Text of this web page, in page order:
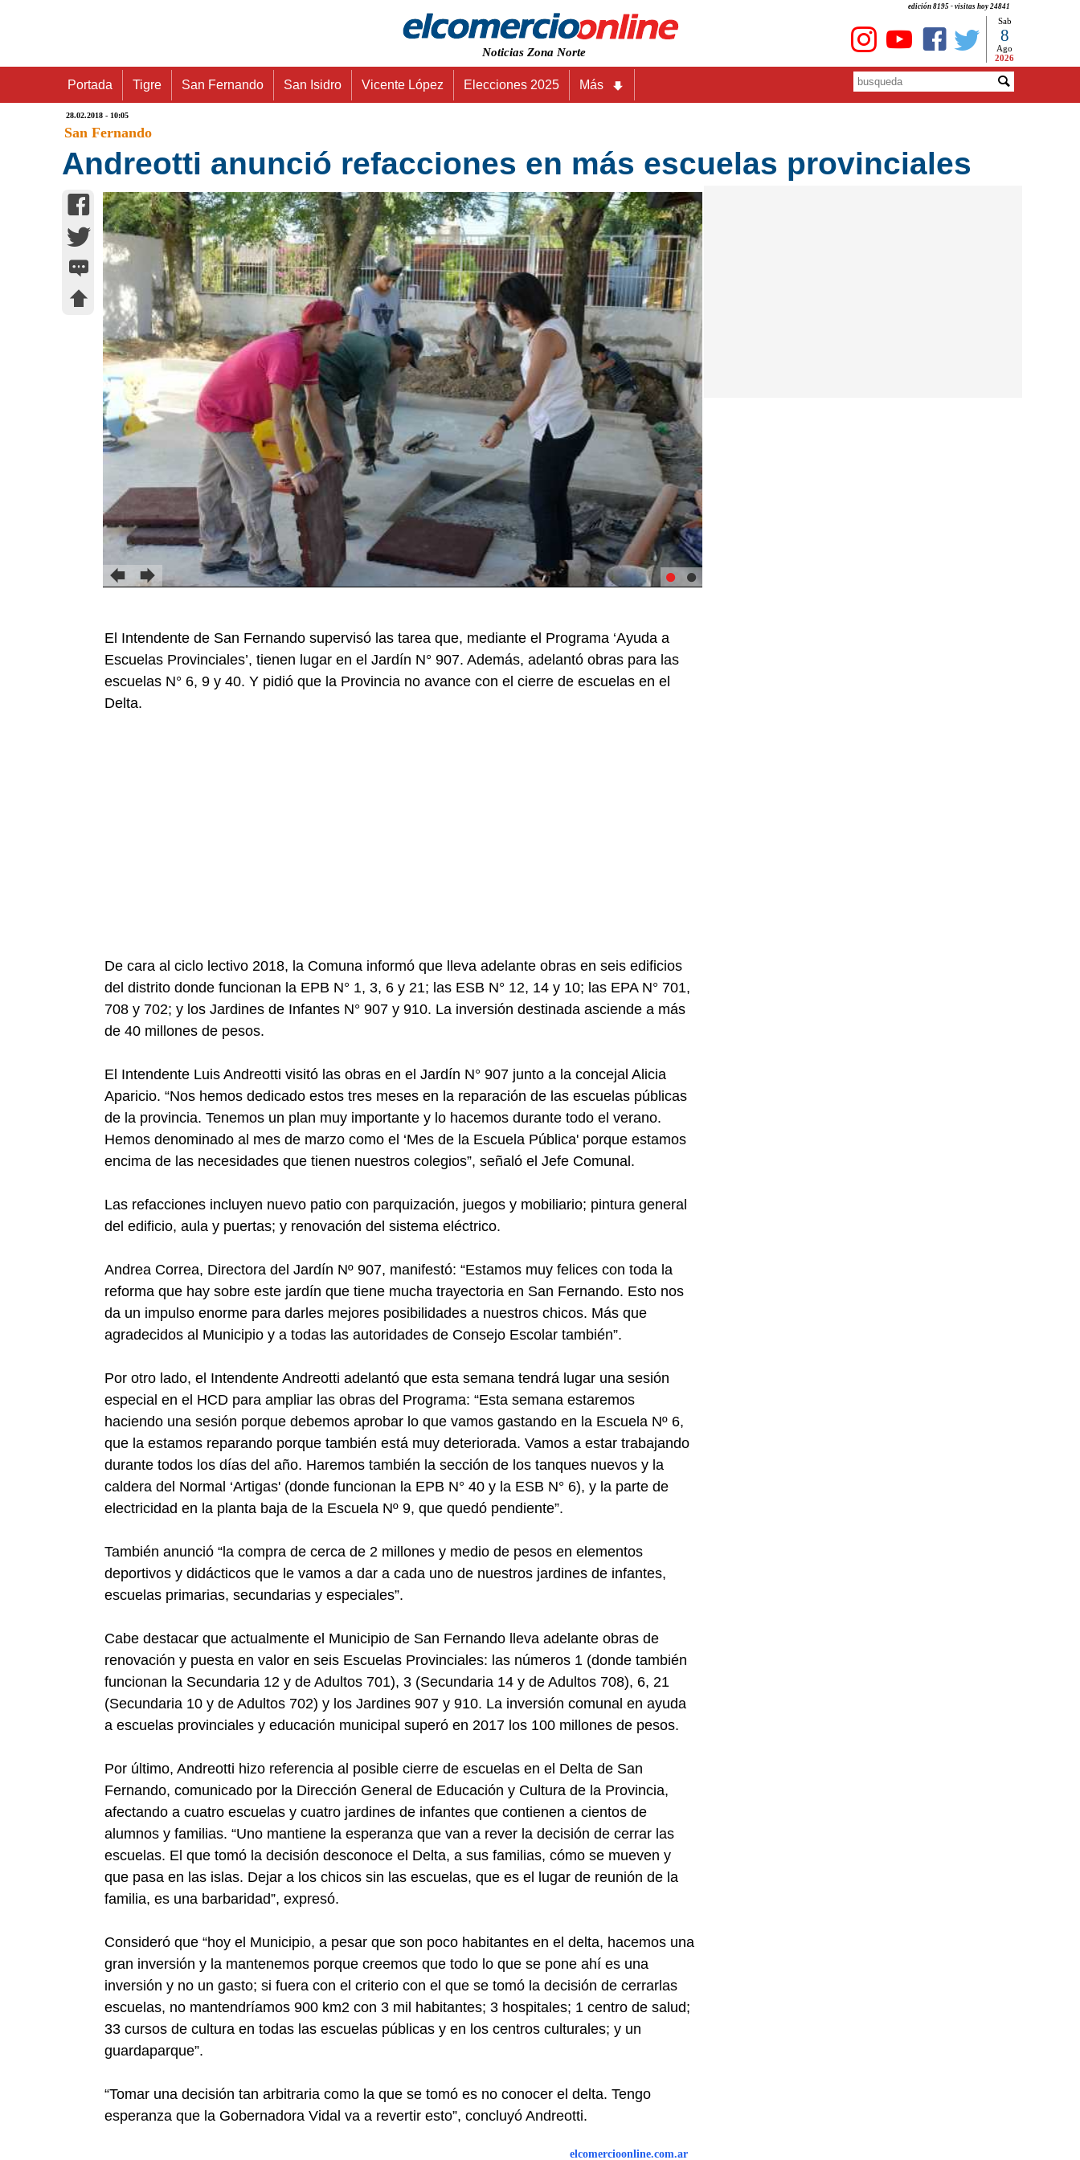
edición 8195 - visitas hoy 24841
Noticias Zona Norte
Sab
8
Ago
2026
Portada Tigre San Fernando San Isidro Vicente López Elecciones 2025 Más
28.02.2018 - 10:05
San Fernando
Andreotti anunció refacciones en más escuelas provinciales
El Intendente de San Fernando supervisó las tarea que, mediante el Programa ‘Ayuda a
Escuelas Provinciales’, tienen lugar en el Jardín N° 907. Además, adelantó obras para las
escuelas N° 6, 9 y 40. Y pidió que la Provincia no avance con el cierre de escuelas en el
Delta.
De cara al ciclo lectivo 2018, la Comuna informó que lleva adelante obras en seis edificios
del distrito donde funcionan la EPB N° 1, 3, 6 y 21; las ESB N° 12, 14 y 10; las EPA N° 701,
708 y 702; y los Jardines de Infantes N° 907 y 910. La inversión destinada asciende a más
de 40 millones de pesos.
El Intendente Luis Andreotti visitó las obras en el Jardín N° 907 junto a la concejal Alicia
Aparicio. “Nos hemos dedicado estos tres meses en la reparación de las escuelas públicas
de la provincia. Tenemos un plan muy importante y lo hacemos durante todo el verano.
Hemos denominado al mes de marzo como el ‘Mes de la Escuela Pública' porque estamos
encima de las necesidades que tienen nuestros colegios”, señaló el Jefe Comunal.
Las refacciones incluyen nuevo patio con parquización, juegos y mobiliario; pintura general
del edificio, aula y puertas; y renovación del sistema eléctrico.
Andrea Correa, Directora del Jardín Nº 907, manifestó: “Estamos muy felices con toda la
reforma que hay sobre este jardín que tiene mucha trayectoria en San Fernando. Esto nos
da un impulso enorme para darles mejores posibilidades a nuestros chicos. Más que
agradecidos al Municipio y a todas las autoridades de Consejo Escolar también”.
Por otro lado, el Intendente Andreotti adelantó que esta semana tendrá lugar una sesión
especial en el HCD para ampliar las obras del Programa: “Esta semana estaremos
haciendo una sesión porque debemos aprobar lo que vamos gastando en la Escuela Nº 6,
que la estamos reparando porque también está muy deteriorada. Vamos a estar trabajando
durante todos los días del año. Haremos también la sección de los tanques nuevos y la
caldera del Normal ‘Artigas' (donde funcionan la EPB N° 40 y la ESB N° 6), y la parte de
electricidad en la planta baja de la Escuela Nº 9, que quedó pendiente”.
También anunció “la compra de cerca de 2 millones y medio de pesos en elementos
deportivos y didácticos que le vamos a dar a cada uno de nuestros jardines de infantes,
escuelas primarias, secundarias y especiales”.
Cabe destacar que actualmente el Municipio de San Fernando lleva adelante obras de
renovación y puesta en valor en seis Escuelas Provinciales: las números 1 (donde también
funcionan la Secundaria 12 y de Adultos 701), 3 (Secundaria 14 y de Adultos 708), 6, 21
(Secundaria 10 y de Adultos 702) y los Jardines 907 y 910. La inversión comunal en ayuda
a escuelas provinciales y educación municipal superó en 2017 los 100 millones de pesos.
Por último, Andreotti hizo referencia al posible cierre de escuelas en el Delta de San
Fernando, comunicado por la Dirección General de Educación y Cultura de la Provincia,
afectando a cuatro escuelas y cuatro jardines de infantes que contienen a cientos de
alumnos y familias. “Uno mantiene la esperanza que van a rever la decisión de cerrar las
escuelas. El que tomó la decisión desconoce el Delta, a sus familias, cómo se mueven y
que pasa en las islas. Dejar a los chicos sin las escuelas, que es el lugar de reunión de la
familia, es una barbaridad”, expresó.
Consideró que “hoy el Municipio, a pesar que son poco habitantes en el delta, hacemos una
gran inversión y la mantenemos porque creemos que todo lo que se pone ahí es una
inversión y no un gasto; si fuera con el criterio con el que se tomó la decisión de cerrarlas
escuelas, no mantendríamos 900 km2 con 3 mil habitantes; 3 hospitales; 1 centro de salud;
33 cursos de cultura en todas las escuelas públicas y en los centros culturales; y un
guardaparque”.
“Tomar una decisión tan arbitraria como la que se tomó es no conocer el delta. Tengo
esperanza que la Gobernadora Vidal va a revertir esto”, concluyó Andreotti.
elcomercioonline.com.ar